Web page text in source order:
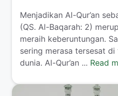
Menjadikan Al-Qur’an
(QS. Al-Baqarah: 2)
meraih keberuntungan.
sering merasa tersesat
dunia. Al-Qur’an ... Read